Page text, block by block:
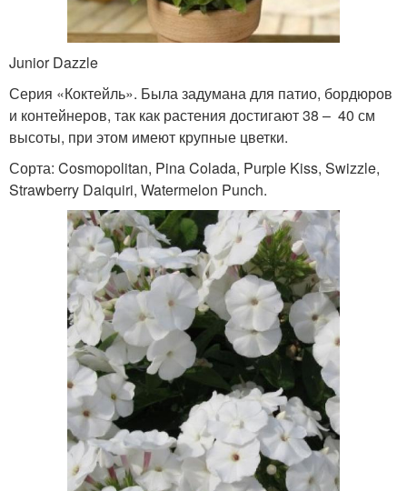
Junior Dazzle
Серия «Коктейль». Была задумана для патио, бордюров
и контейнеров, так как растения достигают 38 – 40 см
высоты, при этом имеют крупные цветки.
Сорта: Cosmopolitan, Pina Colada, Purple Kiss, Swizzle,
Strawberry Daiquiri, Watermelon Punch.